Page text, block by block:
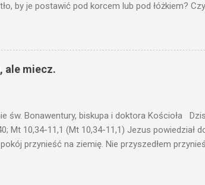
by je postawić pod korcem lub pod łóżkiem?
Uważajcie na to, czego słuchacie. Taką samą
dołożą. Bo kto ma, temu będzie dane; a kto
z Ewangelii Jezus kontynuuje przypowieści....
lub pod łóżkiem? Czy nie po to, aby je postawić
ale miecz.
św. Bonawentury, biskupa i doktora Kościoła
Mt 10,34-11,1 (Mt 10,34-11,1) Jezus powiedział
przynieść na ziemię. Nie przyszedłem
Kto kocha ojca lub matkę bardziej niż Mnie, nie